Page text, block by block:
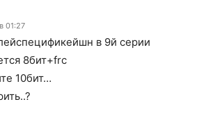
01:27
в 9й серии
8бит+frc
10бит…